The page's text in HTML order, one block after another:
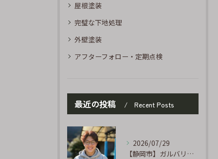
屋根塗装
完璧な下地処理
外壁塗装
アフターフォロー・定期点検
最近の投稿 Recent Posts
2026/07/29
【静岡市】ガルバリウム外壁のサビ補修｜タッチアップ塗装の手順を職人が解説